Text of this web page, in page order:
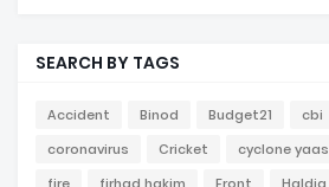
SEARCH BY TAGS
Accident Binod Budget21 cbi
coronavirus
Cricket cyclone yaas
fire
firhad hakim Front Haldia